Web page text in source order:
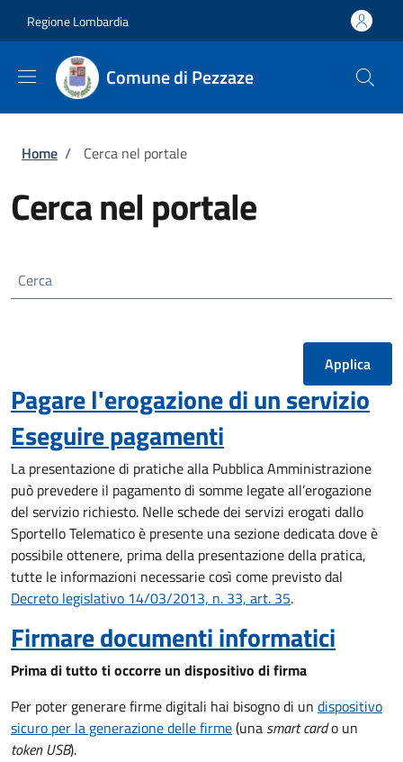
Regione Lombardia
Comune di Pezzaze
Briciole di pane
Home / Cerca nel portale
Cerca nel portale
Cerca
Pagare l'erogazione di un servizio
Eseguire pagamenti
La presentazione di pratiche alla Pubblica Amministrazione
può prevedere il pagamento di somme legate all’erogazione
del servizio richiesto. Nelle schede dei servizi erogati dallo
Sportello Telematico è presente una sezione dedicata dove è
possibile ottenere, prima della presentazione della pratica,
tutte le informazioni necessarie così come previsto dal
Decreto legislativo 14/03/2013, n. 33, art. 35.
Firmare documenti informatici
Prima di tutto ti occorre un dispositivo di firma
Per poter generare firme digitali hai bisogno di un dispositivo
sicuro per la generazione delle firme(una smart cardo un
token USB).